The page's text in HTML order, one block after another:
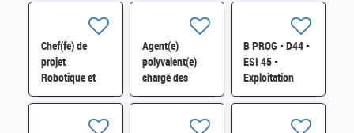
Chef(fe) de
projet
Robotique et
Industrie du
SDTME-081 H/F
Agent(e)
polyvalent(e)
chargé des
fonctions de
d'accueil, de
B PROG - D44 -
ESI 45 -
Exploitation
applicative H/F